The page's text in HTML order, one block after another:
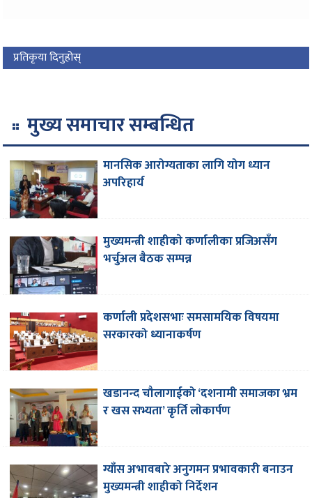
प्रतिकृया दिनुहोस्
मुख्य समाचार सम्बन्धित
मानसिक आरोग्यताका लागि योग ध्यान
अपरिहार्य
मुख्यमन्त्री शाहीकाे कर्णालीका प्रजिअसँग
भर्चुअल बैठक सम्पन्न
कर्णाली प्रदेशसभाः समसामयिक विषयमा
सरकारको ध्यानाकर्षण
खडानन्द चौलागाईको ‘दशनामी समाजका भ्रम
र खस सभ्यता’ कृर्ति लाेकार्पण
ग्याँस अभावबारे अनुगमन प्रभावकारी बनाउन
मुख्यमन्त्री शाहीको निर्देशन